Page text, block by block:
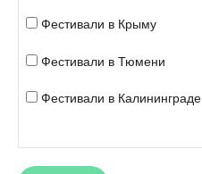
Фестивали в Крыму
Фестивали в Тюмени
Фестивали в Калининграде